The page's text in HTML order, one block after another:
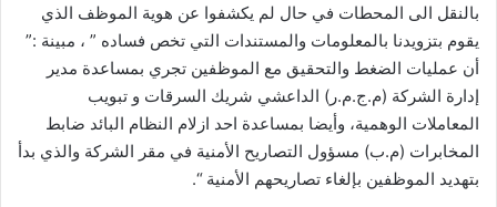
بالنقل الى المحطات في حال لم يكشفوا عن هوية الموظف الذي
يقوم بتزويدنا بالمعلومات والمستندات التي تخص فساده ” ، مبينة :”
أن عمليات الضغط والتحقيق مع الموظفين تجري بمساعدة مدير
إدارة الشركة (م.ج.م.ر) الداعشي شريك السرقات و تبويب
المعاملات الوهمية، وأيضا بمساعدة احد ازلام النظام البائد ضابط
المخابرات (م.ب) مسؤول التصاريح الأمنية في مقر الشركة والذي بدأ
بتهديد الموظفين بإلغاء تصاريحهم الأمنية “.